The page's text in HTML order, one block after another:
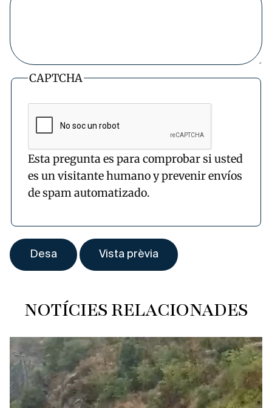
CAPTCHA
Esta pregunta es para comprobar si usted
es un visitante humano y prevenir envíos
de spam automatizado.
NOTÍCIES RELACIONADES